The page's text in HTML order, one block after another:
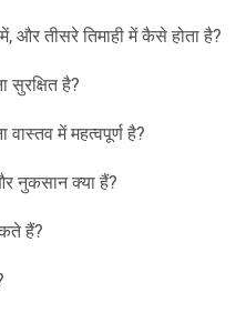
और तीसरे तिमाही में कैसे होता है?
सुरक्षित है?
वास्तव में महत्वपूर्ण है?
नुकसान क्या हैं?
हैं?